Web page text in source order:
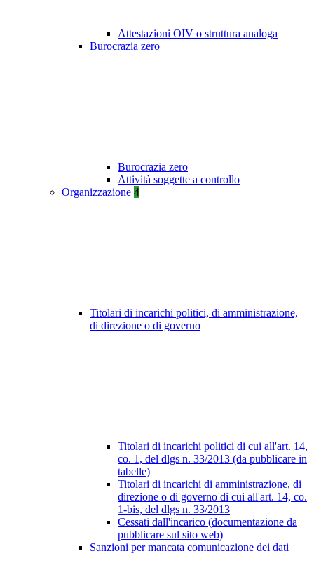
Attestazioni OIV o struttura analoga
Burocrazia zero
Burocrazia zero
Attività soggette a controllo
Organizzazione 4
Titolari di incarichi politici, di amministrazione,
di direzione o di governo
Titolari di incarichi politici di cui all'art. 14,
co. 1, del dlgs n. 33/2013 (da pubblicare in
tabelle)
Titolari di incarichi di amministrazione, di
direzione o di governo di cui all'art. 14, co.
1-bis, del dlgs n. 33/2013
Cessati dall'incarico (documentazione da
pubblicare sul sito web)
Sanzioni per mancata comunicazione dei dati